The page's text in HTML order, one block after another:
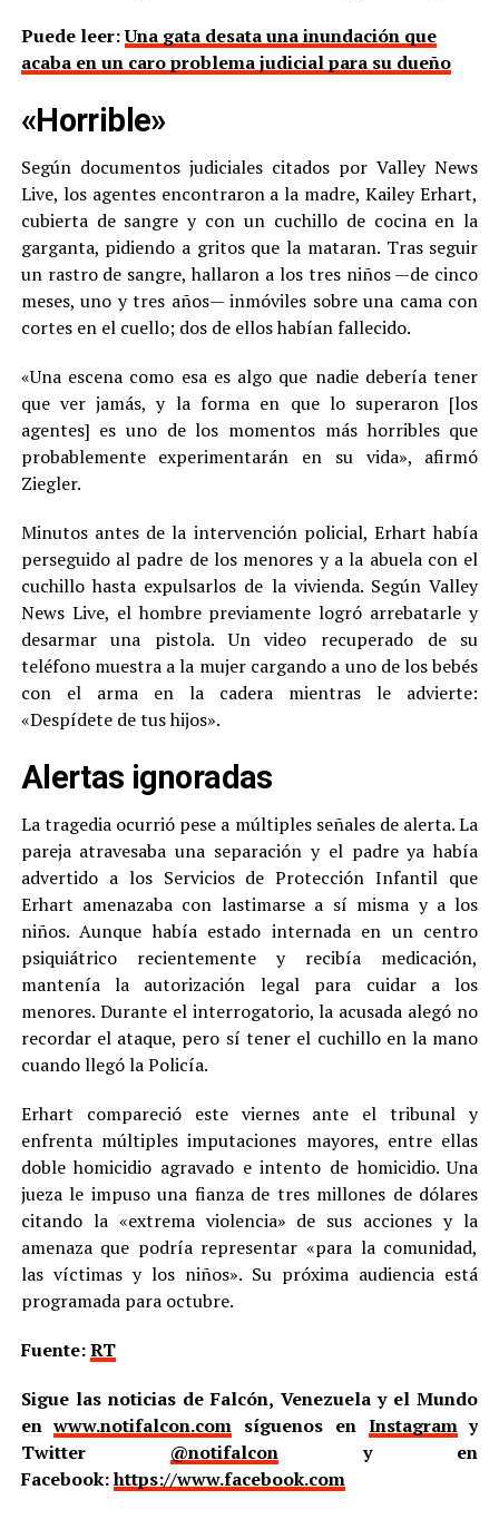
Puede leer:Una gata desata una inundación que
acaba en un caro problema judicial para su dueño
«Horrible»
Según documentos judiciales citados por Valley News
Live, los agentes encontraron a la madre, Kailey Erhart,
cubierta de sangre y con un cuchillo de cocina en la
garganta, pidiendo a gritos que la mataran. Tras seguir
un rastro de sangre, hallaron a los tres niños —de cinco
meses, uno y tres años— inmóviles sobre una cama con
cortes en el cuello; dos de ellos habían fallecido.
«Una escena como esa es algo que nadie debería tener
que ver jamás, y la forma en que lo superaron [los
agentes] es uno de los momentos más horribles que
probablemente experimentarán en su vida», afirmó
Ziegler.
Minutos antes de la intervención policial, Erhart había
perseguido al padre de los menores y a la abuela con el
cuchillo hasta expulsarlos de la vivienda. Según Valley
News Live, el hombre previamente logró arrebatarle y
desarmar una pistola. Un video recuperado de su
teléfono muestra a la mujer cargando a uno de los bebés
con el arma en la cadera mientras le advierte:
«Despídete de tus hijos».
Alertas ignoradas
La tragedia ocurrió pese a múltiples señales de alerta. La
pareja atravesaba una separación y el padre ya había
advertido a los Servicios de Protección Infantil que
Erhart amenazaba con lastimarse a sí misma y a los
niños. Aunque había estado internada en un centro
psiquiátrico recientemente y recibía medicación,
mantenía la autorización legal para cuidar a los
menores. Durante el interrogatorio, la acusada alegó no
recordar el ataque, pero sí tener el cuchillo en la mano
cuando llegó la Policía.
Erhart compareció este viernes ante el tribunal y
enfrenta múltiples imputaciones mayores, entre ellas
doble homicidio agravado e intento de homicidio. Una
jueza le impuso una fianza de tres millones de dólares
citando la «extrema violencia» de sus acciones y la
amenaza que podría representar «para la comunidad,
las víctimas y los niños». Su próxima audiencia está
programada para octubre.
Fuente:RT
Sigue las noticias de Falcón, Venezuela y el Mundo
enwww.notifalcon.com síguenos en Instagramy
Twitter @notifalcony en
Facebook:https://www.facebook.com